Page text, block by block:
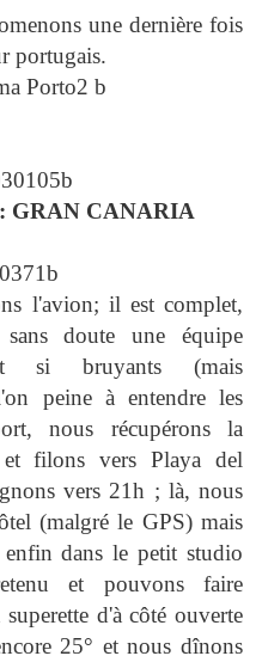
une dernière fois
portugais.
GRAN CANARIA
l'avion; il est complet,
doute une équipe
si bruyants (mais
peine à entendre les
nous récupérons la
filons vers Playa del
vers 21h ; là, nous
(malgré le GPS) mais
dans le petit studio
et pouvons faire
d'à côté ouverte
25° et nous dînons